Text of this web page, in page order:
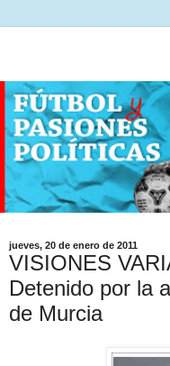
jueves, 20 de enero de 2011
VISIONES
Detenido por la
de Murcia